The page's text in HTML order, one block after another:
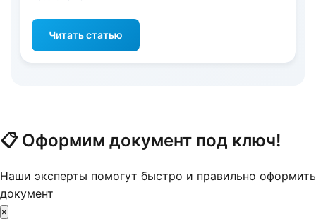
Читать статью
📋Оформим документ под ключ!
Наши эксперты помогут быстро и правильно оформить
документ
×